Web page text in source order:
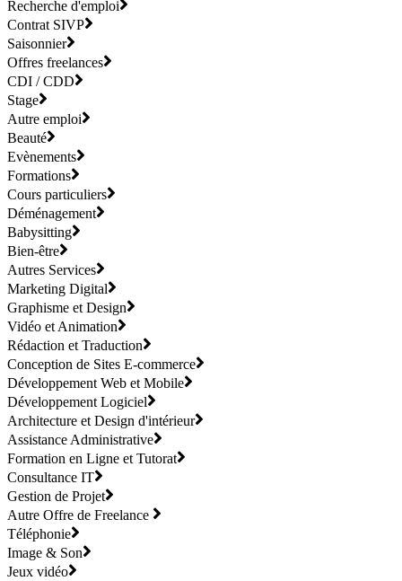
Recherche d'emploi
Contrat SIVP
Saisonnier
Offres freelances
CDI / CDD
Stage
Autre emploi
Beauté
Evènements
Formations
Cours particuliers
Déménagement
Babysitting
Bien-être
Autres Services
Marketing Digital
Graphisme et Design
Vidéo et Animation
Rédaction et Traduction
Conception de Sites E-commerce
Développement Web et Mobile
Développement Logiciel
Architecture et Design d'intérieur
Assistance Administrative
Formation en Ligne et Tutorat
Consultance IT
Gestion de Projet
Autre Offre de Freelance
Téléphonie
Image & Son
Jeux vidéo